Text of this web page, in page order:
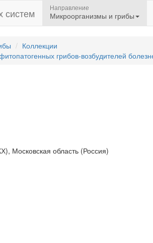
систем Направление
Микроорганизмы и грибы
Коллекции
грибов-возбудителей
Московская область (Россия)